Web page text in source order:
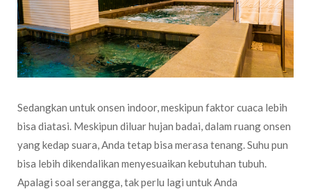
Sedangkan untuk onsen indoor, meskipun faktor cuaca lebih
bisa diatasi. Meskipun diluar hujan badai, dalam ruang onsen
yang kedap suara, Anda tetap bisa merasa tenang. Suhu pun
bisa lebih dikendalikan menyesuaikan kebutuhan tubuh.
Apalagi soal serangga, tak perlu lagi untuk Anda